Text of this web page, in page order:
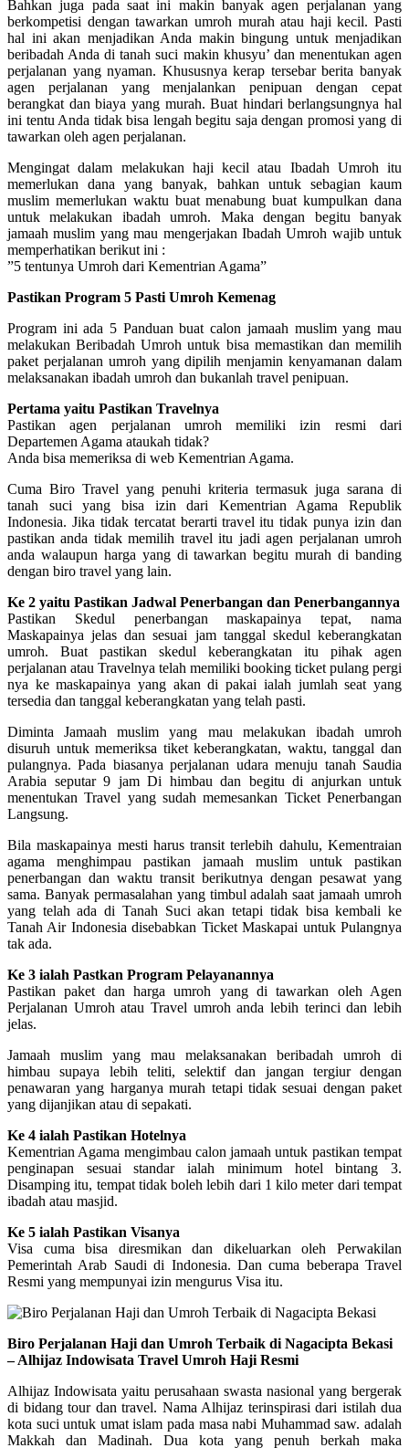
Bahkan juga pada saat ini makin banyak agen perjalanan yang
berkompetisi dengan tawarkan umroh murah atau haji kecil. Pasti
hal ini akan menjadikan Anda makin bingung untuk menjadikan
beribadah Anda di tanah suci makin khusyu’ dan menentukan agen
perjalanan yang nyaman. Khususnya kerap tersebar berita banyak
agen perjalanan yang menjalankan penipuan dengan cepat
berangkat dan biaya yang murah. Buat hindari berlangsungnya hal
ini tentu Anda tidak bisa lengah begitu saja dengan promosi yang di
tawarkan oleh agen perjalanan.
Mengingat dalam melakukan haji kecil atau Ibadah Umroh itu
memerlukan dana yang banyak, bahkan untuk sebagian kaum
muslim memerlukan waktu buat menabung buat kumpulkan dana
untuk melakukan ibadah umroh. Maka dengan begitu banyak
jamaah muslim yang mau mengerjakan Ibadah Umroh wajib untuk
memperhatikan berikut ini :
”5 tentunya Umroh dari Kementrian Agama”
Pastikan Program 5 Pasti Umroh Kemenag
Program ini ada 5 Panduan buat calon jamaah muslim yang mau
melakukan Beribadah Umroh untuk bisa memastikan dan memilih
paket perjalanan umroh yang dipilih menjamin kenyamanan dalam
melaksanakan ibadah umroh dan bukanlah travel penipuan.
Pertama yaitu Pastikan Travelnya
Pastikan agen perjalanan umroh memiliki izin resmi dari
Departemen Agama ataukah tidak?
Anda bisa memeriksa di web Kementrian Agama.
Cuma Biro Travel yang penuhi kriteria termasuk juga sarana di
tanah suci yang bisa izin dari Kementrian Agama Republik
Indonesia. Jika tidak tercatat berarti travel itu tidak punya izin dan
pastikan anda tidak memilih travel itu jadi agen perjalanan umroh
anda walaupun harga yang di tawarkan begitu murah di banding
dengan biro travel yang lain.
Ke 2 yaitu Pastikan Jadwal Penerbangan dan Penerbangannya
Pastikan Skedul penerbangan maskapainya tepat, nama
Maskapainya jelas dan sesuai jam tanggal skedul keberangkatan
umroh. Buat pastikan skedul keberangkatan itu pihak agen
perjalanan atau Travelnya telah memiliki booking ticket pulang pergi
nya ke maskapainya yang akan di pakai ialah jumlah seat yang
tersedia dan tanggal keberangkatan yang telah pasti.
Diminta Jamaah muslim yang mau melakukan ibadah umroh
disuruh untuk memeriksa tiket keberangkatan, waktu, tanggal dan
pulangnya. Pada biasanya perjalanan udara menuju tanah Saudia
Arabia seputar 9 jam Di himbau dan begitu di anjurkan untuk
menentukan Travel yang sudah memesankan Ticket Penerbangan
Langsung.
Bila maskapainya mesti harus transit terlebih dahulu, Kementraian
agama menghimpau pastikan jamaah muslim untuk pastikan
penerbangan dan waktu transit berikutnya dengan pesawat yang
sama. Banyak permasalahan yang timbul adalah saat jamaah umroh
yang telah ada di Tanah Suci akan tetapi tidak bisa kembali ke
Tanah Air Indonesia disebabkan Ticket Maskapai untuk Pulangnya
tak ada.
Ke 3 ialah Pastkan Program Pelayanannya
Pastikan paket dan harga umroh yang di tawarkan oleh Agen
Perjalanan Umroh atau Travel umroh anda lebih terinci dan lebih
jelas.
Jamaah muslim yang mau melaksanakan beribadah umroh di
himbau supaya lebih teliti, selektif dan jangan tergiur dengan
penawaran yang harganya murah tetapi tidak sesuai dengan paket
yang dijanjikan atau di sepakati.
Ke 4 ialah Pastikan Hotelnya
Kementrian Agama mengimbau calon jamaah untuk pastikan tempat
penginapan sesuai standar ialah minimum hotel bintang 3.
Disamping itu, tempat tidak boleh lebih dari 1 kilo meter dari tempat
ibadah atau masjid.
Ke 5 ialah Pastikan Visanya
Visa cuma bisa diresmikan dan dikeluarkan oleh Perwakilan
Pemerintah Arab Saudi di Indonesia. Dan cuma beberapa Travel
Resmi yang mempunyai izin mengurus Visa itu.
Biro Perjalanan Haji dan Umroh Terbaik di Nagacipta Bekasi
– Alhijaz Indowisata Travel Umroh Haji Resmi
Alhijaz Indowisata yaitu perusahaan swasta nasional yang bergerak
di bidang tour dan travel. Nama Alhijaz terinspirasi dari istilah dua
kota suci untuk umat islam pada masa nabi Muhammad saw. adalah
Makkah dan Madinah. Dua kota yang penuh berkah maka